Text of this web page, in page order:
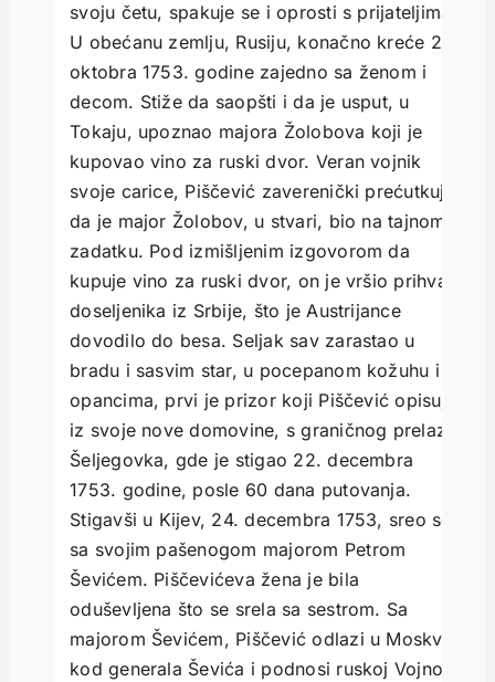
svoju četu, spakuje se i oprosti s prijateljima.
U obećanu zemlju, Rusiju, konačno kreće 24.
oktobra 1753. godine zajedno sa ženom i
decom. Stiže da saopšti i da je usput, u
Tokaju, upoznao majora Žolobova koji je
kupovao vino za ruski dvor. Veran vojnik
svoje carice, Piščević zaverenički prećutkuje
da je major Žolobov, u stvari, bio na tajnom
zadatku. Pod izmišljenim izgovorom da
kupuje vino za ruski dvor, on je vršio prihvat
doseljenika iz Srbije, što je Austrijance
dovodilo do besa. Seljak sav zarastao u
bradu i sasvim star, u pocepanom kožuhu i s
opancima, prvi je prizor koji Piščević opisuje
iz svoje nove domovine, s graničnog prelaza
Šeljegovka, gde je stigao 22. decembra
1753. godine, posle 60 dana putovanja.
Stigavši u Kijev, 24. decembra 1753, sreo se
sa svojim pašenogom majorom Petrom
Ševićem. Piščevićeva žena je bila
oduševljena što se srela sa sestrom. Sa
majorom Ševićem, Piščević odlazi u Moskvu
kod generala Ševića i podnosi ruskoj Vojnoj